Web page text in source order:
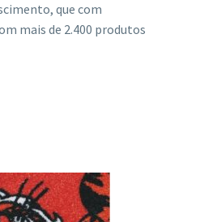
que com
mais de 2.400 produtos